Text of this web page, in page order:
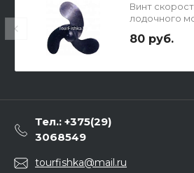
Винт
лодочного
80 руб.
Тел.: +375(29)
3068549
tourfishka@mail.ru